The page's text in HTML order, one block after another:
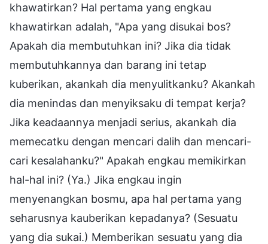
khawatirkan? Hal pertama yang engkau
khawatirkan adalah, "Apa yang disukai bos?
Apakah dia membutuhkan ini? Jika dia tidak
membutuhkannya dan barang ini tetap
kuberikan, akankah dia menyulitkanku? Akankah
dia menindas dan menyiksaku di tempat kerja?
Jika keadaannya menjadi serius, akankah dia
memecatku dengan mencari dalih dan mencari-
cari kesalahanku?" Apakah engkau memikirkan
hal-hal ini? (Ya.) Jika engkau ingin
menyenangkan bosmu, apa hal pertama yang
seharusnya kauberikan kepadanya? (Sesuatu
yang dia sukai.) Memberikan sesuatu yang dia